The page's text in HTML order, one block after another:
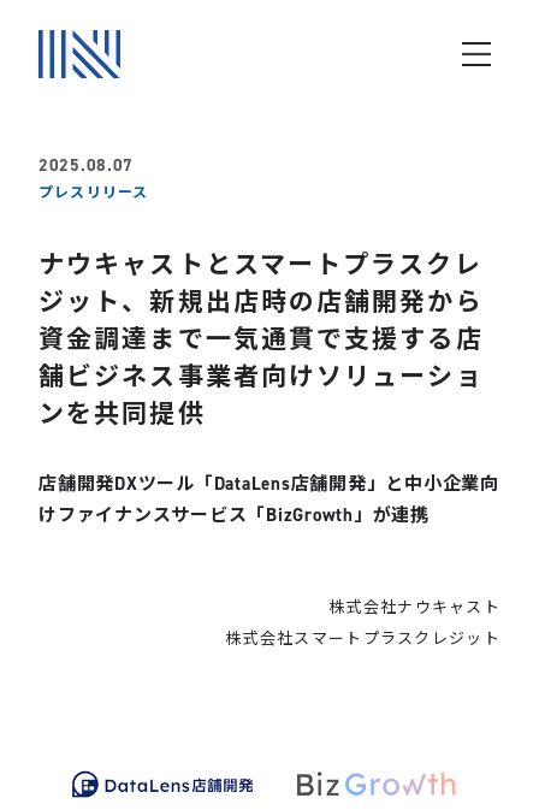
2025.08.07
プレスリリース
ナウキャストとスマートプラスクレ
ジット、新規出店時の店舗開発から
資金調達まで一気通貫で支援する店
舗ビジネス事業者向けソリューショ
ンを共同提供
店舗開発DXツール「DataLens店舗開発」と中小企業向
けファイナンスサービス「BizGrowth」が連携
株式会社ナウキャスト
株式会社スマートプラスクレジット